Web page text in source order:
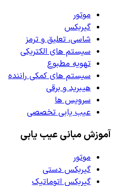
موتور
گیربکس
شاسی، تعلیق و ترمز
سیستم های الکتریکی
تهویه مطبوع
سیستم های کمکی راننده
هیبرید و برقی
سرویس ها
عیب یابی تخصصی
آموزش مبانی عیب یابی
موتور
گیربکس دستی
گیربکس اتوماتیک